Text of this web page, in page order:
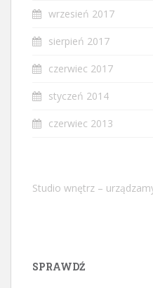
wrzesień 2017
sierpień 2017
czerwiec 2017
styczeń 2014
czerwiec 2013
Studio wnętrz –
SPRAWDŹ